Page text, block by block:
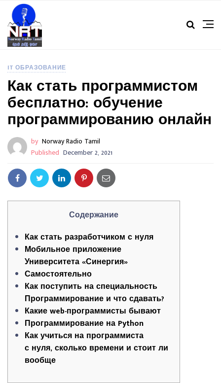
IT ОБРАЗОВАНИЕ
Как стать программистом
бесплатно: обучение
программированию онлайн
by Norway Radio Tamil
Published December 2, 2021
Содержание
Как стать разработчиком с нуля
Мобильное приложение
Университета «Синергия»
Самостоятельно
Как поступить на специальность
Программирование и что сдавать?
Какие web-программисты бывают
Программирование на Python
Как учиться на программиста
с нуля, сколько времени и стоит ли
вообще